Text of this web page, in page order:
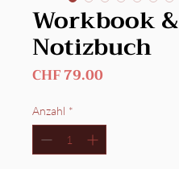
Workbook &
Notizbuch
CHF 79.00
Anzahl *